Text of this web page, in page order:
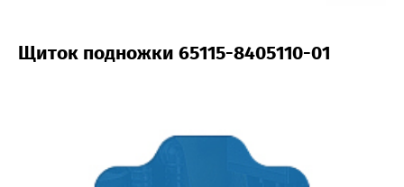
Щиток подножки 65115-8405110-01